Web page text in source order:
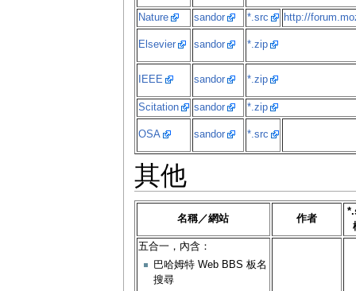
Nature sandor *.src http://
Elsevier sandor *.zip
IEEE sandor *.zip
Scitation sandor *.zip
OSA sandor *.src
其他
名稱／網站 作者
五合一，內含：
巴哈姆特 Web BBS 板名
搜尋